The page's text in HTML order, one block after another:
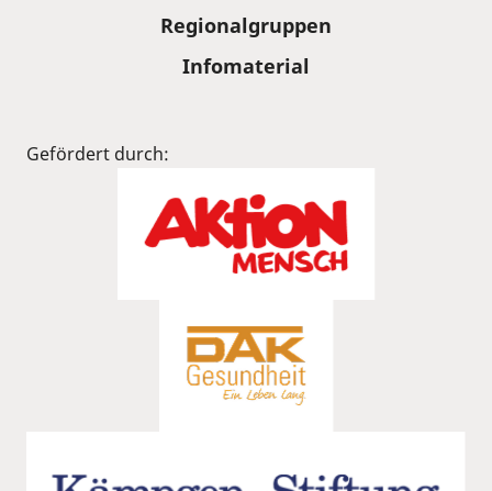
Regionalgruppen
Infomaterial
Gefördert durch: